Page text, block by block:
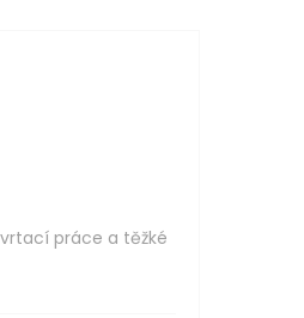
práce a těžké